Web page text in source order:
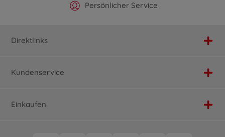
Offizieller Hersteller Shop
Persönlicher Service
Versandkostenfrei ab 25€
Schnelle Lieferung
Direktlinks
Kundenservice
Einkaufen